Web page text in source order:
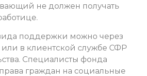
не должен получать
поддержки можно через
или в клиентской службе СФР
Специалисты фонда
граждан на социальные